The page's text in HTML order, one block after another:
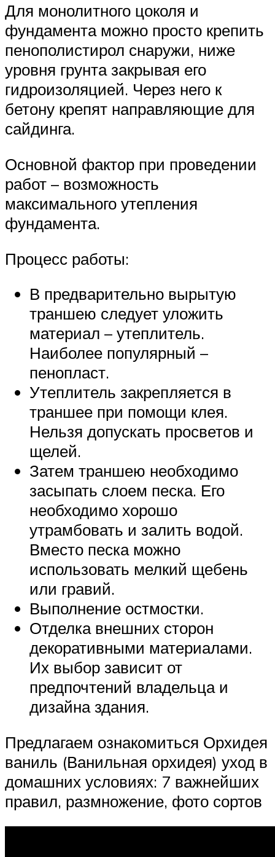
Для монолитного цоколя и
фундамента можно просто крепить
пенополистирол снаружи, ниже
уровня грунта закрывая его
гидроизоляцией. Через него к
бетону крепят направляющие для
сайдинга.
Основной фактор при проведении
работ – возможность
максимального утепления
фундамента.
Процесс работы:
В предварительно вырытую
траншею следует уложить
материал – утеплитель.
Наиболее популярный –
пенопласт.
Утеплитель закрепляется в
траншее при помощи клея.
Нельзя допускать просветов и
щелей.
Затем траншею необходимо
засыпать слоем песка. Его
необходимо хорошо
утрамбовать и залить водой.
Вместо песка можно
использовать мелкий щебень
или гравий.
Выполнение остмостки.
Отделка внешних сторон
декоративными материалами.
Их выбор зависит от
предпочтений владельца и
дизайна здания.
Предлагаем ознакомиться Орхидея
ваниль (Ванильная орхидея) уход в
домашних условиях: 7 важнейших
правил, размножение, фото сортов